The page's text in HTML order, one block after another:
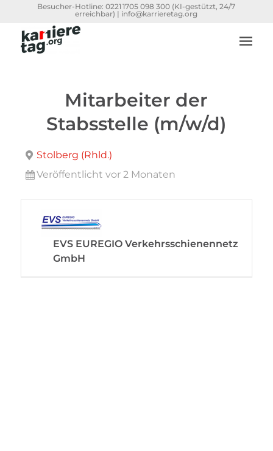
Besucher-Hotline:0221 1705 098 300 (KI-gestützt, 24/7
erreichbar) | info@karrieretag.org
Mitarbeiter der
Stabsstelle (m/w/d)
Stolberg (Rhld.)
Veröffentlicht vor 2 Monaten
EVS EUREGIO Verkehrsschienennetz
GmbH